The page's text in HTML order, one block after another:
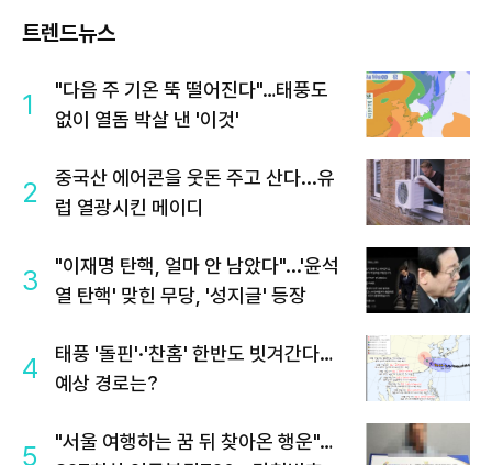
트렌드뉴스
1
"다음 주 기온 뚝 떨어진다"…태풍도
없이 열돔 박살 낸 '이것'
2
중국산 에어콘을 웃돈 주고 산다...유
럽 열광시킨 메이디
3
"이재명 탄핵, 얼마 안 남았다"...'윤석
열 탄핵' 맞힌 무당, '성지글' 등장
4
태풍 '돌핀'·'찬홈' 한반도 빗겨간다…
예상 경로는?
5
"서울 여행하는 꿈 뒤 찾아온 행운"…